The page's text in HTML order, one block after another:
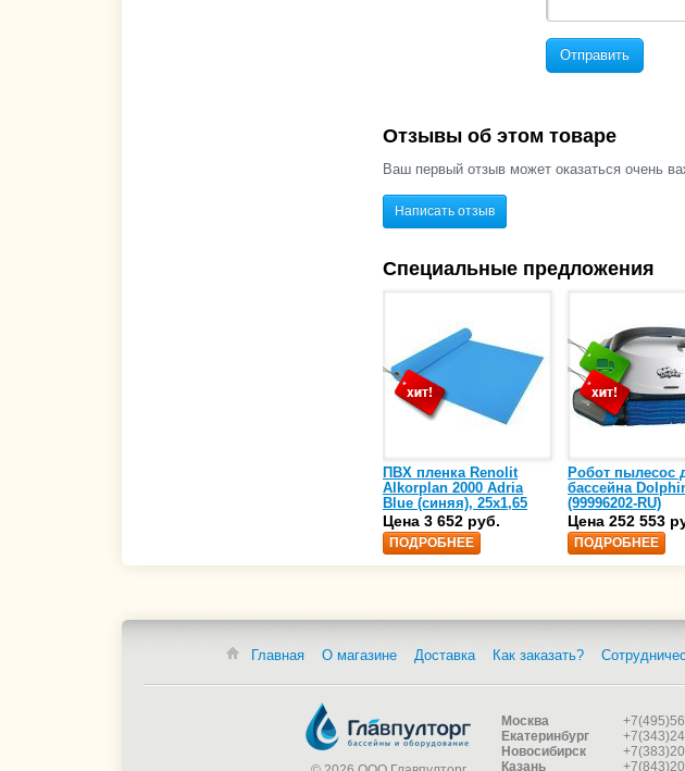
Отправить
Отзывы об этом товаре
Ваш первый отзыв может оказаться очень
Написать отзыв
Специальные предложения
ПВХ пленка Renolit
Alkorplan 2000 Adria
Blue (синяя), 25х1,65
(35216203)
Цена 3 652 руб.
ПОДРОБНЕЕ
Робот пылесос
бассейна
(99996202-RU)
Цена 252 553
ПОДРОБНЕЕ
Главная О магазине Доставка Как заказать?
Москва
Екатеринбург
Новосибирск
Казань